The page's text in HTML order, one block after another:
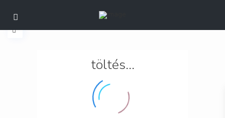
töltés...